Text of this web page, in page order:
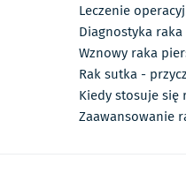
Leczenie
Diagnostyka
Wznowy raka
Rak sutka -
Kiedy stosuje
Zaawansowanie